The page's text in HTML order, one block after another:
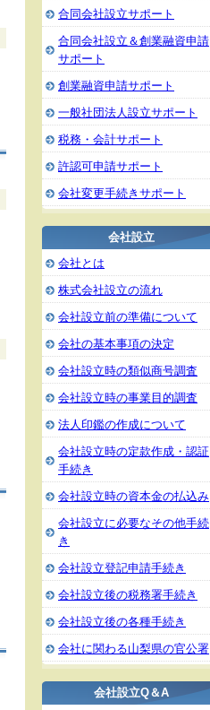
合同会社設立サポート
合同会社設立＆創業融資申請
サポート
創業融資申請サポート
一般社団法人設立サポート
税務・会計サポート
許認可申請サポート
会社変更手続きサポート
会社設立
会社とは
株式会社設立の流れ
会社設立前の準備について
会社の基本事項の決定
会社設立時の類似商号調査
会社設立時の事業目的調査
法人印鑑の作成について
会社設立時の定款作成・認証
手続き
会社設立時の資本金の払込み
会社設立に必要なその他手続
き
会社設立登記申請手続き
会社設立後の税務署手続き
会社設立後の各種手続き
会社に関わる山梨県の官公署
会社設立Q＆A